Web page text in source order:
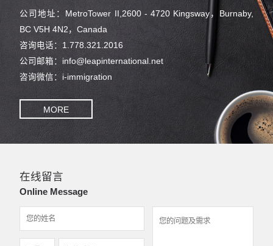
公司地址：MetroTower II,2600 - 4720 Kingsway，Burnaby,
BC V5H 4N2，Canada
咨询电话：1.778.321.2016
公司邮箱：info@leapinternational.net
咨询微信：i-immigration
MORE
在线留言
Online Message